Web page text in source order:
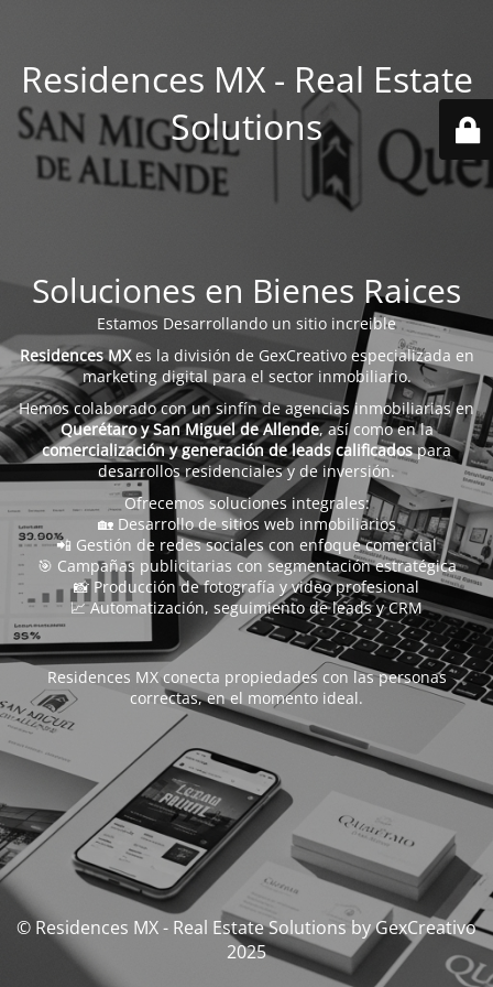
Residences MX - Real Estate
Solutions
Soluciones en Bienes Raices
Estamos Desarrollando un sitio increible
Residences MXes la división de GexCreativo especializada en
marketing digital para el sector inmobiliario.
Hemos colaborado con un sinfín de agencias inmobiliarias en
Querétaro y San Miguel de Allende, así como en la
comercialización y generación de leads calificadospara
desarrollos residenciales y de inversión.
Ofrecemos soluciones integrales:
🏡 Desarrollo de sitios web inmobiliarios
📲 Gestión de redes sociales con enfoque comercial
🎯 Campañas publicitarias con segmentación estratégica
📸 Producción de fotografía y video profesional
📈 Automatización, seguimiento de leads y CRM
Residences MX conecta propiedades con las personas
correctas, en el momento ideal.
© Residences MX - Real Estate Solutions by GexCreativo
2025